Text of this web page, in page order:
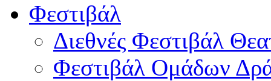
Φεστιβάλ
Διεθνές Φεστιβάλ
Φεστιβάλ Ομάδων